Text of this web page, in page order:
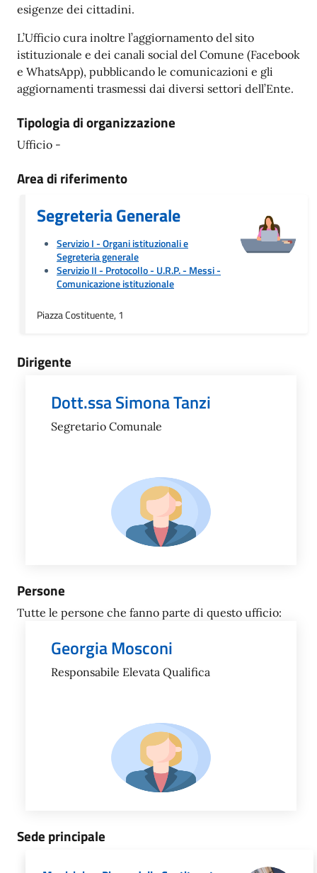
esigenze dei cittadini.
L’Ufficio cura inoltre l’aggiornamento del sito
istituzionale e dei canali social del Comune (Facebook
e WhatsApp), pubblicando le comunicazioni e gli
aggiornamenti trasmessi dai diversi settori dell’Ente.
Tipologia di organizzazione
Ufficio -
Area di riferimento
Segreteria Generale
Servizio I - Organi istituzionali e
Segreteria generale
Servizio II - Protocollo - U.R.P. - Messi-
Comunicazione istituzionale
Piazza Costituente, 1
Dirigente
Dott.ssa Simona Tanzi
Segretario Comunale
Persone
Tutte le persone che fanno parte di questo ufficio:
Georgia Mosconi
Responsabile Elevata Qualifica
Sede principale